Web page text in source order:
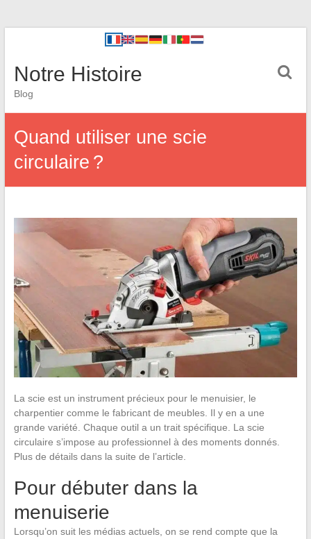
Notre Histoire
Blog
Quand utiliser une scie
circulaire ?
La scie est un instrument précieux pour le menuisier, le
charpentier comme le fabricant de meubles. Il y en a une
grande variété. Chaque outil a un trait spécifique. La scie
circulaire s’impose au professionnel à des moments donnés.
Plus de détails dans la suite de l’article.
Pour débuter dans la
menuiserie
Lorsqu’on suit les médias actuels, on se rend compte que la